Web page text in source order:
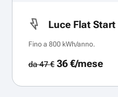
Luce Flat Start
Fino a 800 kWh/anno.
da 47 €36 €/mese